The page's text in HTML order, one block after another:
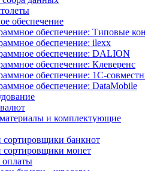
обеспечение
обеспечение: Типовые
обеспечение: ilexx
обеспечение: DALION
обеспечение: Клеверенс
обеспечение: 1С-
обеспечение: DataMobile
и комплектующие
сортировщики банкнот
сортировщики монет